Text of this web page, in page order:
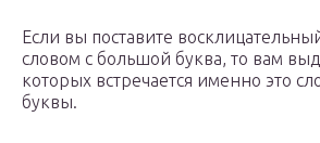
Если вы поставите
словом с большой буква, то вам
которых встречается именно это
буквы.